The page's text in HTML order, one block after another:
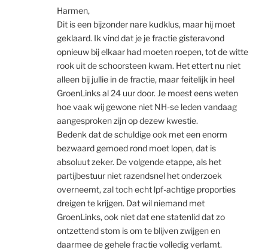
Harmen,
Dit is een bijzonder nare kudklus, maar hij moet
geklaard. Ik vind dat je je fractie gisteravond
opnieuw bij elkaar had moeten roepen, tot de witte
rook uit de schoorsteen kwam. Het ettert nu niet
alleen bij jullie in de fractie, maar feitelijk in heel
GroenLinks al 24 uur door. Je moest eens weten
hoe vaak wij gewone niet NH-se leden vandaag
aangesproken zijn op dezew kwestie.
Bedenk dat de schuldige ook met een enorm
bezwaard gemoed rond moet lopen, dat is
absoluut zeker. De volgende etappe, als het
partijbestuur niet razendsnel het onderzoek
overneemt, zal toch echt lpf-achtige proporties
dreigen te krijgen. Dat wil niemand met
GroenLinks, ook niet dat ene statenlid dat zo
ontzettend stom is om te blijven zwijgen en
daarmee de gehele fractie volledig verlamt.